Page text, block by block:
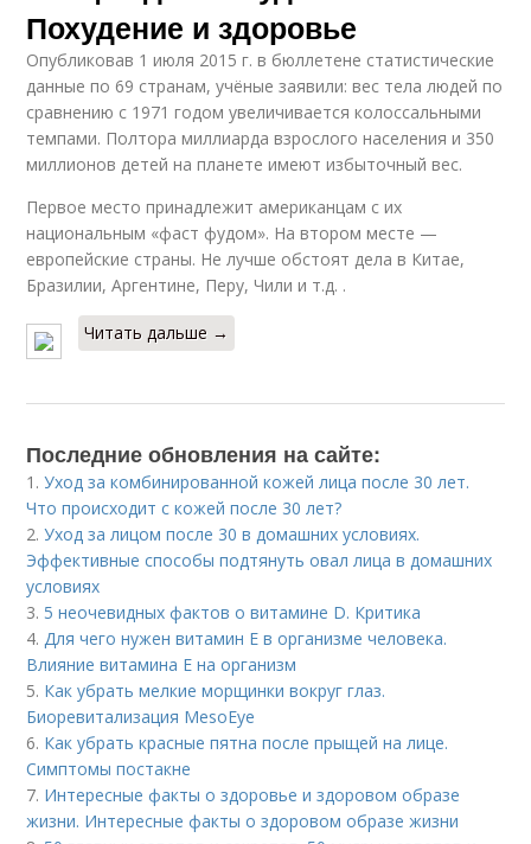
Похудение и здоровье
Опубликовав 1 июля 2015 г. в бюллетене статистические
данные по 69 странам, учёные заявили: вес тела людей по
сравнению с 1971 годом увеличивается колоссальными
темпами. Полтора миллиарда взрослого населения и 350
миллионов детей на планете имеют избыточный вес.
Первое место принадлежит американцам с их
национальным «фаст фудом». На втором месте —
европейские страны. Не лучше обстоят дела в Китае,
Бразилии, Аргентине, Перу, Чили и т.д. .
Читать дальше →
Последние обновления на сайте:
1.Уход за комбинированной кожей лица после 30 лет.
Что происходит с кожей после 30 лет?
2.Уход за лицом после 30 в домашних условиях.
Эффективные способы подтянуть овал лица в домашних
условиях
3. 5 неочевидных фактов о витамине D. Критика
4.Для чего нужен витамин Е в организме человека.
Влияние витамина E на организм
5. Как убрать мелкие морщинки вокруг глаз.
Биоревитализация MesoEye
6. Как убрать красные пятна после прыщей на лице.
Симптомы постакне
7. Интересные факты о здоровье и здоровом образе
жизни. Интересные факты о здоровом образе жизни